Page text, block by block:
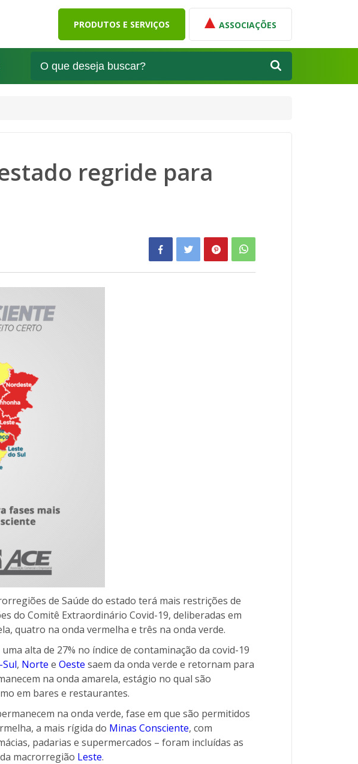
PRODUTOS E SERVIÇOS ASSOCIAÇÕES
regride para
de Saúde do estado terá mais restrições de
do Comitê Extraordinário Covid-19, deliberadas em
quatro na onda vermelha e três na onda verde.
alta de 27% no índice de contaminação da covid-19
, Norte e Oeste saem da onda verde e retornam para
na onda amarela, estágio no qual são
em bares e restaurantes.
na onda verde, fase em que são permitidos
a mais rígida do Minas Consciente, com
padarias e supermercados – foram incluídas as
macrorregião Leste.